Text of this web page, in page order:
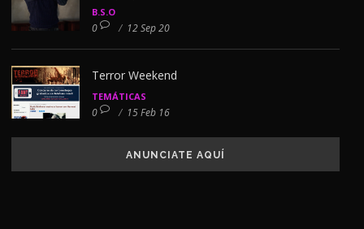
B.S.O
0 / 12 Sep 20
Terror Weekend
TEMÁTICAS
0 / 15 Feb 16
ANUNCIATE AQUÍ